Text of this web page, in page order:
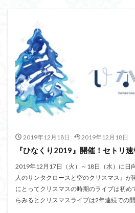
2019年12月18日 2019年12月18日
『ひなくり2019』開催！セトリ速
2019年12月17日（火）～18日（水）に日
人のサンタクロースと空のクリスマス』
にとってクリスマスの時期のライブは初
らみるとクリスマスライブは2年連続での